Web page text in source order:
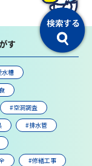
す
水槽
#空洞調査
#排水管
#修繕工事